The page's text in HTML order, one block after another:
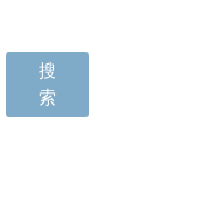
搜
索